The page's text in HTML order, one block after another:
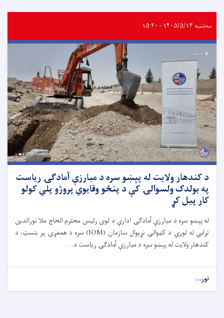
سه‌شنبه ۱۴۰۵/۵/۱۳ - ۱۵:۲۰
د کندهار ولایت له پېښو سره د مبارزې آمادګۍ ریاست
په بولدک ولسوالۍ کې د پنځو وقایوي پروژو پلي کولو
کار پیل کړ
له پېښو سره د مبارزې آمادګۍ ادارې د لوی رئیس محترم الحاج ملا نورالدین
ترابي له لوري د کډوالۍ نړیوال سازمان (IOM) سره د همغږۍ پر بنسټ، د
کندهار ولایت له پېښو سره د مبارزې آمادګۍ ریاست د. . .
نور...